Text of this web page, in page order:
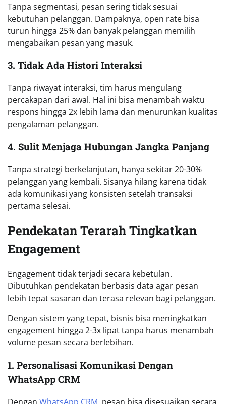
Tanpa segmentasi, pesan sering tidak sesuai
kebutuhan pelanggan. Dampaknya, open rate bisa
turun hingga 25% dan banyak pelanggan memilih
mengabaikan pesan yang masuk.
3. Tidak Ada Histori Interaksi
Tanpa riwayat interaksi, tim harus mengulang
percakapan dari awal. Hal ini bisa menambah waktu
respons hingga 2x lebih lama dan menurunkan kualitas
pengalaman pelanggan.
4. Sulit Menjaga Hubungan Jangka Panjang
Tanpa strategi berkelanjutan, hanya sekitar 20-30%
pelanggan yang kembali. Sisanya hilang karena tidak
ada komunikasi yang konsisten setelah transaksi
pertama selesai.
Pendekatan Terarah Tingkatkan
Engagement
Engagement tidak terjadi secara kebetulan.
Dibutuhkan pendekatan berbasis data agar pesan
lebih tepat sasaran dan terasa relevan bagi pelanggan.
Dengan sistem yang tepat, bisnis bisa meningkatkan
engagement hingga 2-3x lipat tanpa harus menambah
volume pesan secara berlebihan.
1. Personalisasi Komunikasi Dengan
WhatsApp CRM